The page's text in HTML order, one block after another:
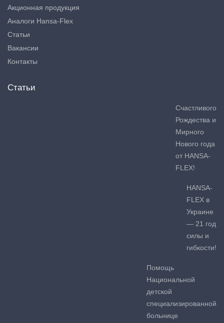
Акционная продукция
Аналоги Hansa-Flex
Статьи
Вакансии
Контакты
Статьи
Счастливого
Рождества и
Мирного
Нового года
от HANSA-
FLEX!
HANSA-
FLEX в
Украине
— 21 год
силы и
гибкости!
Помощь
Национальной
детской
специализированной
больнице